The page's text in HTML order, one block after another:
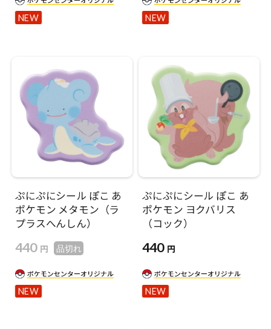
NEW NEW
ぷにぷにシール ぽこ あ
ポケモン メタモン（ラ
プラスへんしん）
440 円 品切れ
NEW
ぷにぷにシール ぽこ あ
ポケモン ヨクバリス
（コック）
440 円
NEW